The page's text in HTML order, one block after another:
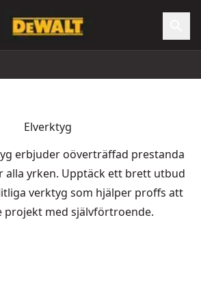
Elverktyg
erbjuder oöverträffad prestanda
alla yrken. Upptäck ett brett utbud
verktyg som hjälper proffs att
projekt med självförtroende.